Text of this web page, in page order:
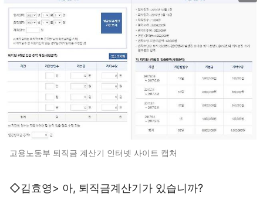
고용노동부 퇴직금 계산기 인터넷 사이트 캡처
◇김효영> 아, 퇴직금계산기가 있습니까?